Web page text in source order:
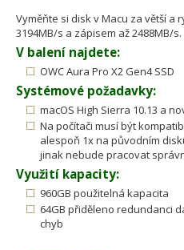
Vyměňte si disk v Macu za větší a
3194MB/s a zápisem až 2488MB/s.
V balení najdete:
OWC Aura Pro X2 Gen4 SSD
Systémové požadavky:
macOS High Sierra 10.13 a
Na počítači musí být
alespoň 1x na původním
jinak nebude pracovat
Využití kapacity:
960GB použitelná kapacita
64GB přiděleno redundanci
chyb